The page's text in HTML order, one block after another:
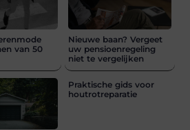
van 50
Nieuwe baan? Vergeet
uw pensioenregeling
niet te vergelijken
Praktische gids voor
houtrotreparatie